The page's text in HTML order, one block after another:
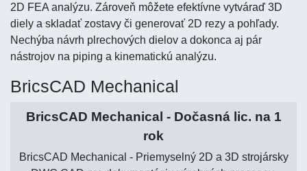
2D FEA analýzu. Zároveň môžete efektívne vytváraď 3D
diely a skladať zostavy či generovať 2D rezy a pohľady.
Nechýba návrh plrechových dielov a dokonca aj pár
nástrojov na piping a kinematickú analýzu.
BricsCAD Mechanical
BricsCAD Mechanical - Dočasná lic. na 1
rok
BricsCAD Mechanical - Priemyselný 2D a 3D strojársky